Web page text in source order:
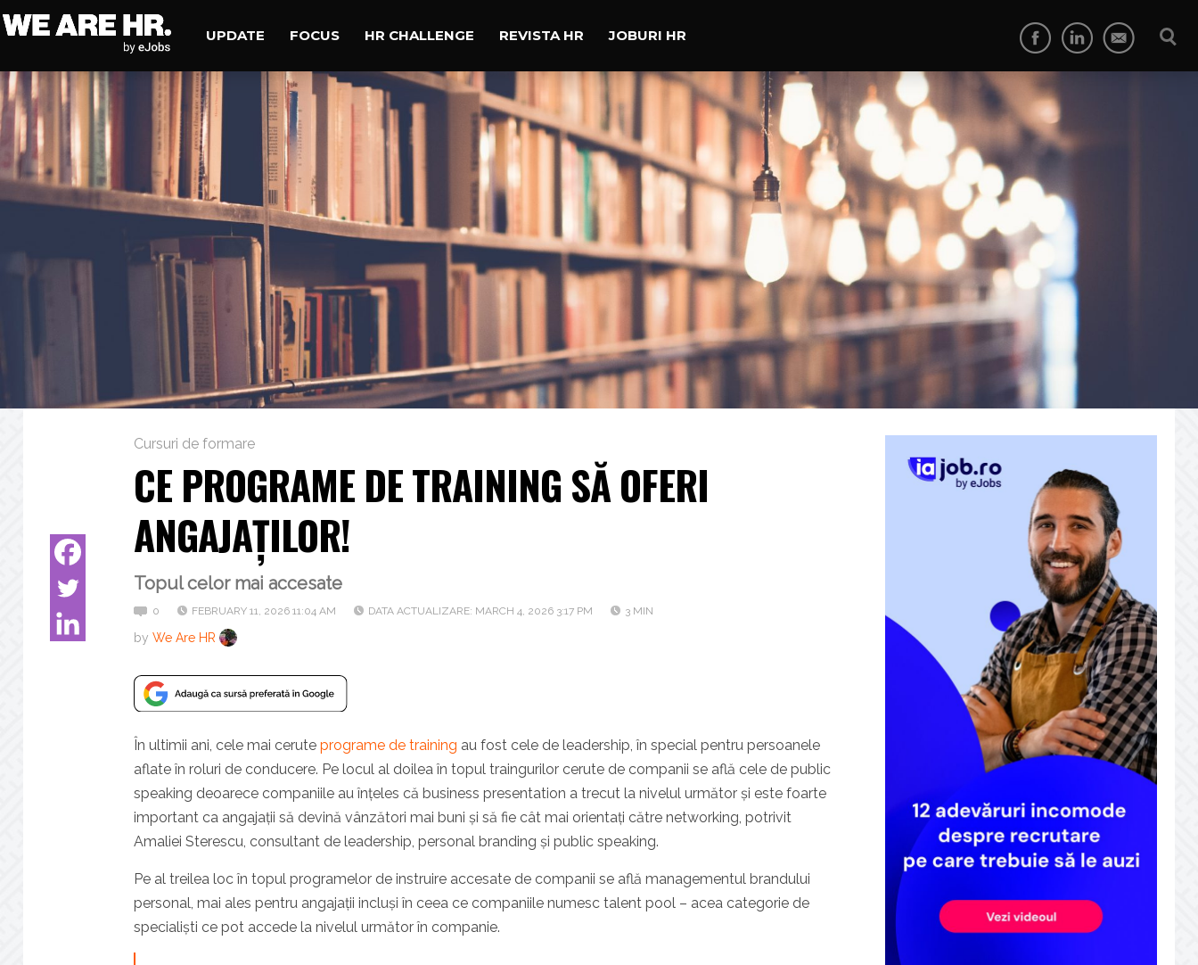
UPDATE FOCUS HR CHALLENGE REVISTA HR JOBURI HR
Cursuri de formare
CE PROGRAME DE TRAINING SĂ OFERI
ANGAJAȚILOR!
Topul celor mai accesate
0 FEBRUARY 11, 2026 11:04 AM DATA ACTUALIZARE: MARCH 4, 2026 3:17 PM 3 MIN
by We Are HR
În ultimii ani, cele mai cerute programe de training au fost cele de leadership, în special pentru persoanele
aflate în roluri de conducere. Pe locul al doilea în topul traingurilor cerute de companii se află cele de public
speaking deoarece companiile au înțeles că business presentation a trecut la nivelul următor și este foarte
important ca angajații să devină vânzători mai buni și să fie cât mai orientați către networking, potrivit
Amaliei Sterescu, consultant de leadership, personal branding și public speaking.
Pe al treilea loc în topul programelor de instruire accesate de companii se află managementul brandului
personal, mai ales pentru angajații incluși în ceea ce companiile numesc talent pool – acea categorie de
specialiști ce pot accede la nivelul următor în companie.